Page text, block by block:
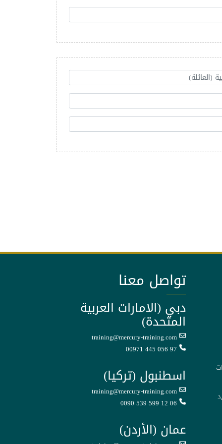
تواصل معنا
دبي (الامارات العربية
المتحدة)
training@mercury-training.com
00971 445 056 97
اسطنبول (تركيا)
training@mercury-training.com
0090 539 599 12 06
عمان (الأردن)